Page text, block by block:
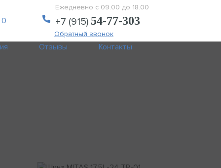
0
Ежедневно с 09.00 до 18.00
+7 (915) 54-77-303
Обратный звонок
Отзывы Контакты